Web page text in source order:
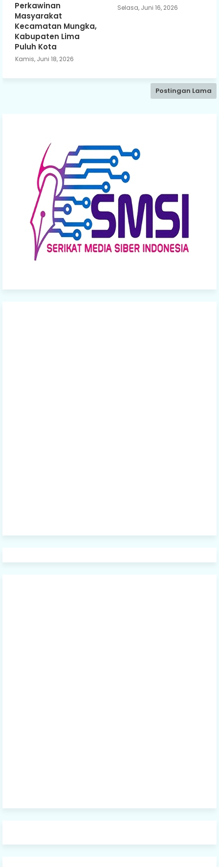
Perkawinan
Masyarakat
Kecamatan Mungka,
Kabupaten Lima
Puluh Kota
Kamis, Juni 18, 2026
Selasa, Juni 16, 2026
Postingan Lama